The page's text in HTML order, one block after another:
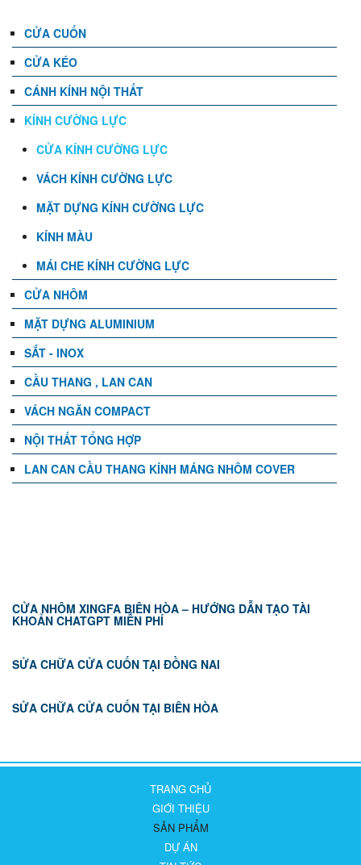
CỬA CUỐN
CỬA KÉO
CÁNH KÍNH NỘI THẤT
KÍNH CƯỜNG LỰC
CỬA KÍNH CƯỜNG LỰC
VÁCH KÍNH CƯỜNG LỰC
MẶT DỰNG KÍNH CƯỜNG LỰC
KÍNH MÀU
MÁI CHE KÍNH CƯỜNG LỰC
CỬA NHÔM
MẶT DỰNG ALUMINIUM
SẮT - INOX
CẦU THANG , LAN CAN
VÁCH NGĂN COMPACT
NỘI THẤT TỔNG HỢP
LAN CAN CẦU THANG KÍNH MÁNG NHÔM COVER
CỬA NHÔM XINGFA BIÊN HÒA – HƯỚNG DẪN TẠO TÀI
KHOẢN CHATGPT MIỄN PHÍ
SỬA CHỮA CỬA CUỐN TẠI ĐỒNG NAI
SỬA CHỮA CỬA CUỐN TẠI BIÊN HÒA
TRANG CHỦ
GIỚI THIỆU
SẢN PHẨM
DỰ ÁN